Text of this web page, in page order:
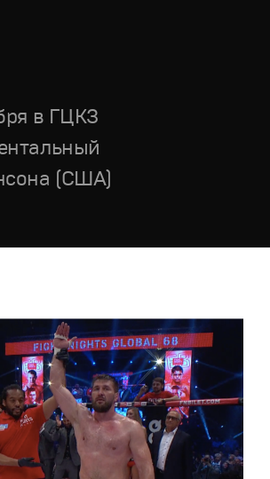
в ГЦКЗ
(США)